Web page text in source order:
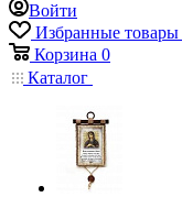
Войти
Избранные товары
Корзина 0
Каталог